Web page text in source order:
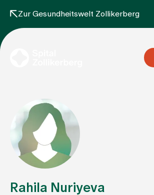
Zur Gesundheitswelt Zollikerberg
Fachbereiche
Aufenthalt
Rahila Nuriyeva